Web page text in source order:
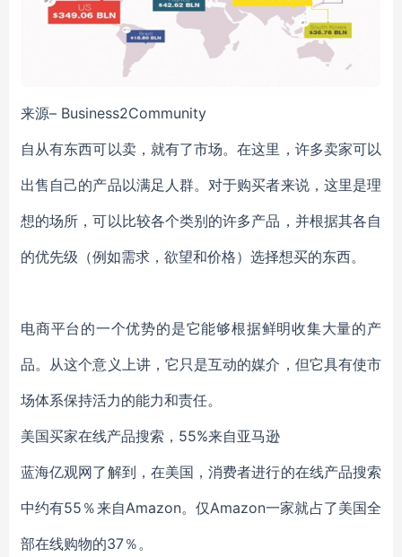
来源– Business2Community
自从有东西可以卖，就有了市场。在这里，许多卖家可以
出售自己的产品以满足人群。对于购买者来说，这里是理
想的场所，可以比较各个类别的许多产品，并根据其各自
的优先级（例如需求，欲望和价格）选择想买的东西。
电商平台的一个优势的是它能够根据鲜明收集大量的产
品。从这个意义上讲，它只是互动的媒介，但它具有使市
场体系保持活力的能力和责任。
美国买家在线产品搜索，55%来自亚马逊
蓝海亿观网了解到，在美国，消费者进行的在线产品搜索
中约有55％来自Amazon。仅Amazon一家就占了美国全
部在线购物的37％。